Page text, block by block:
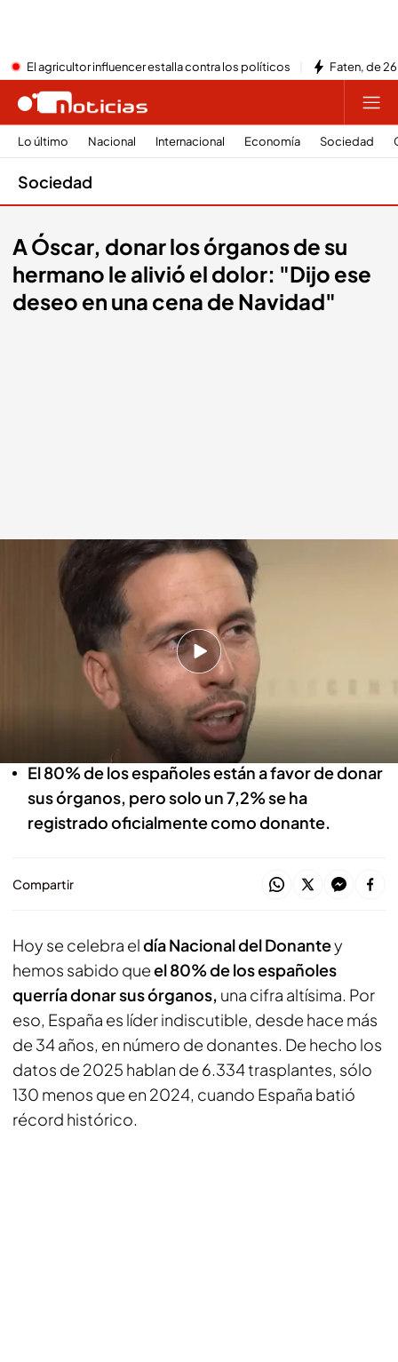
El agricultor influencer estalla contra los políticos Faten, de
Lo último Nacional Internacional Economía Sociedad
Sociedad
A Óscar, donar los órganos de su
hermano le alivió el dolor: "Dijo ese
deseo en una cena de Navidad"
A Óscar, donar los órganos de su hermano le alivió el dolor
Patricia Pereda
03 JUN 2026 - 16:22h.
El hermano de Óscar salvó muchas vidas: fue
su madre la que se acordó que quería ser
El 80% de los españoles están a favor de donar
sus órganos, pero solo un 7,2% se ha
registrado oficialmente como donante.
Compartir
Hoy se celebra eldía Nacional del Donantey
hemos sabido queel 80% de los españoles
querría donar sus órganos, una cifra altísima. Por
eso, España es líder indiscutible, desde hace más
de 34 años, en número de donantes. De hecho los
datos de 2025 hablan de 6.334 trasplantes, sólo
130 menos que en 2024, cuando España batió
récord histórico.